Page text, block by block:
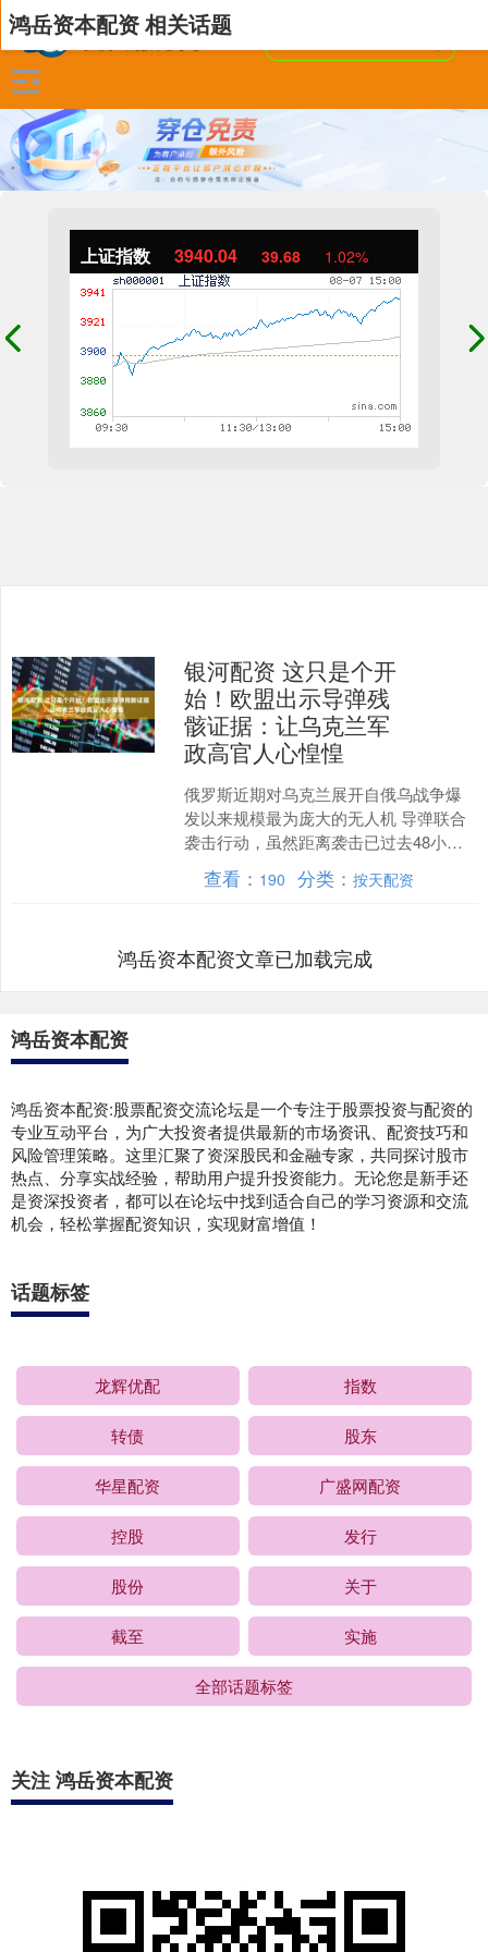
上证指数 3940.04 39.68 1.02%
鸿岳资本配资 相关话题
银河配资 这只是个开
始！欧盟出示导弹残
骸证据：让乌克兰军
政高官人心惶惶
俄罗斯近期对乌克兰展开自俄乌战争爆
发以来规模最为庞大的无人机 导弹联合
袭击行动，虽然距离袭击已过去48小
时，但这一事件在乌克兰高层及欧盟内
部引发的强烈震动仍在持....
查看： 190 分类：按天配资
鸿岳资本配资文章已加载完成
鸿岳资本配资
鸿岳资本配资:股票配资交流论坛是一个专注于股票投资与配资的
专业互动平台，为广大投资者提供最新的市场资讯、配资技巧和
风险管理策略。这里汇聚了资深股民和金融专家，共同探讨股市
热点、分享实战经验，帮助用户提升投资能力。无论您是新手还
是资深投资者，都可以在论坛中找到适合自己的学习资源和交流
机会，轻松掌握配资知识，实现财富增值！
话题标签
龙辉优配 指数
转债 股东
华星配资 广盛网配资
控股 发行
股份 关于
截至 实施
全部话题标签
关注 鸿岳资本配资